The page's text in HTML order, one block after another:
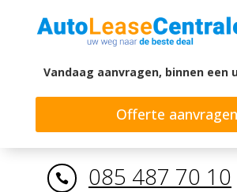
Vandaag aanvragen, binnen een
Offerte aanvragen
 085 487 70 10